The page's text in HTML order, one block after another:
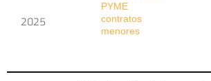
2025
PYME
contratos
menores